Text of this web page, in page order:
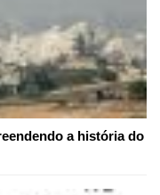
a história do